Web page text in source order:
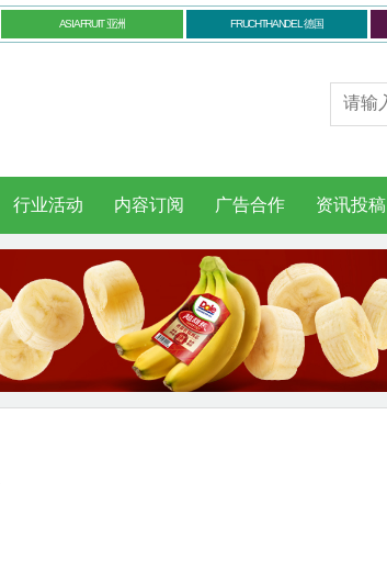
ASIAFRUIT 亚洲 FRUCHTHANDEL 德国
行业活动 内容订阅 广告合作 资讯投稿